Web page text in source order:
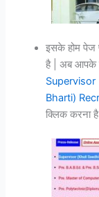
इसके होम
है | अब आपके
Supervisor
Bharti)
क्लिक करना है |